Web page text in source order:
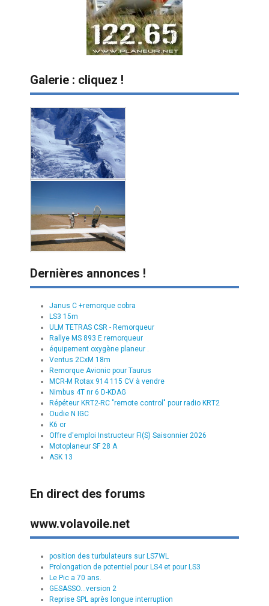
Galerie : cliquez !
Dernières annonces !
Janus C +remorque cobra
LS3 15m
ULM TETRAS CSR - Remorqueur
Rallye MS 893 E remorqueur
équipement oxygène planeur .
Ventus 2CxM 18m
Remorque Avionic pour Taurus
MCR-M Rotax 914 115 CV à vendre
Nimbus 4T nr 6 D-KDAG
Répéteur KRT2-RC "remote control" pour radio KRT2
Oudie N IGC
K6 cr
Offre d'emploi Instructeur FI(S) Saisonnier 2026
Motoplaneur SF 28 A
ASK 13
En direct des forums
www.volavoile.net
position des turbulateurs sur LS7WL
Prolongation de potentiel pour LS4 et pour LS3
Le Pic a 70 ans.
GESASSO...version 2
Reprise SPL après longue interruption